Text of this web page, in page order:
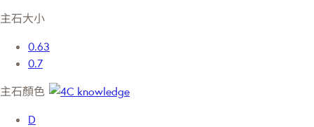
主石大小
0.63
0.7
主石顏色
D